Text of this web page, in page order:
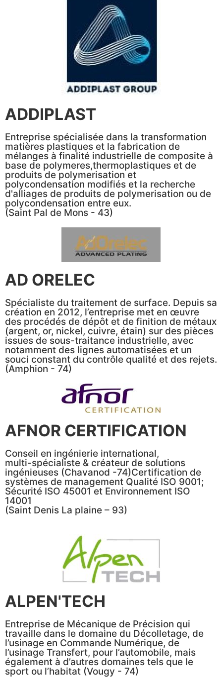
ADDIPLAST
Entreprise spécialisée dans la transformation
matières plastiques et la fabrication de
mélanges à finalité industrielle de composite à
base de polymeres,thermoplastiques et de
produits de polymerisation et
polycondensation modifiés et la recherche
d'alliages de produits de polymerisation ou de
polycondensation entre eux.
(Saint Pal de Mons - 43)
AD ORELEC
Spécialiste du traitement de surface. Depuis sa
création en 2012, l’entreprise met en œuvre
des procédés de dépôt et de finition de métaux
(argent, or, nickel, cuivre, étain) sur des pièces
issues de sous-traitance industrielle, avec
notamment des lignes automatisées et un
souci constant du contrôle qualité et des rejets.
(Amphion - 74)
AFNOR CERTIFICATION
Conseil en ingénierie international,
multi-spécialiste & créateur de solutions
ingénieuses (Chavanod -74)Certification de
systèmes de management Qualité ISO 9001;
Sécurité ISO 45001 et Environnement ISO
14001
(Saint Denis La plaine – 93)
ALPEN'TECH
Entreprise de Mécanique de Précision qui
travaille dans le domaine du Décolletage, de
l’usinage en Commande Numérique, de
l’usinage Transfert, pour l’automobile, mais
également à d’autres domaines tels que le
sport ou l’habitat (Vougy - 74)